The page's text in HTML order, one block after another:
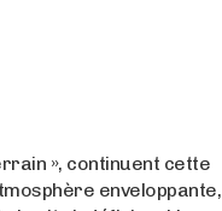
», continuent cette
enveloppante,